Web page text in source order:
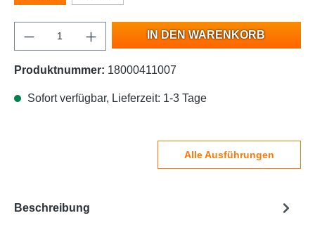
IN DEN WARENKORB
Produktnummer: 18000411007
Sofort verfügbar, Lieferzeit: 1-3 Tage
Alle Ausführungen
Beschreibung